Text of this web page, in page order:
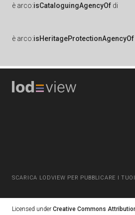
è arco:isCataloguingAgencyOf di
è arco:isHeritageProtectionAgencyOf
SCARICA LODVIEW PER PUBBLICARE I
Licensed under Creative Commons